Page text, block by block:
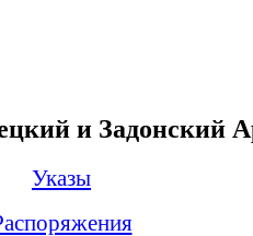
и Задонский
Указы